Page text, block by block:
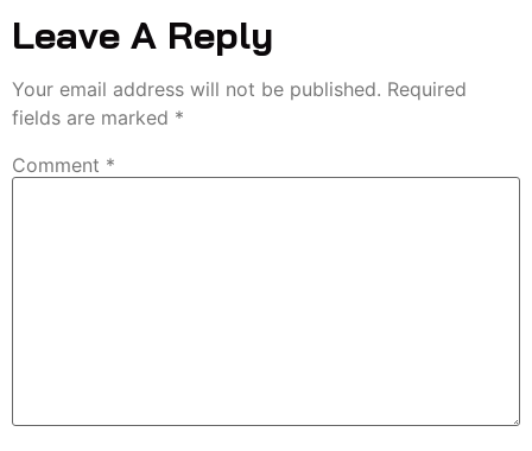
Leave A Reply
Your email address will not be published. Required
fields are marked *
Comment *